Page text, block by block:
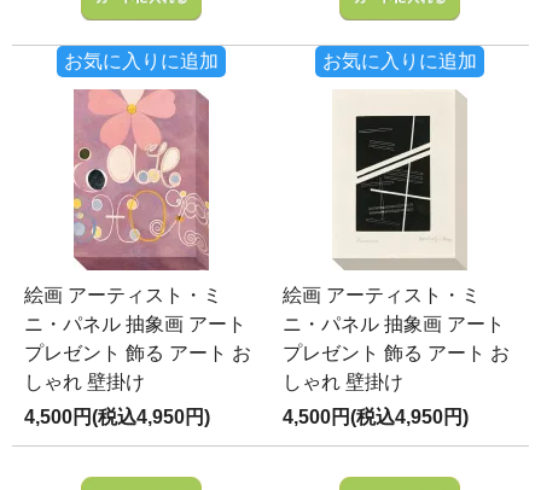
お気に入りに追加 お気に入りに追加
絵画 アーティスト・ミ
ニ・パネル 抽象画 アート
プレゼント 飾る アート お
しゃれ 壁掛け
4,500円(税込4,950円)
絵画 アーティスト・ミ
ニ・パネル 抽象画 アート
プレゼント 飾る アート お
しゃれ 壁掛け
4,500円(税込4,950円)